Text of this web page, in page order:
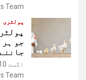
Team
پولٹری
جو ہر
اگست 10, 2026
Team